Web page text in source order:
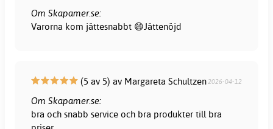
Om Skapamer.se:
Varorna kom jättesnabbt 😄Jättenöjd
(5 av 5) av Margareta Schultzen2026-04-12
Om Skapamer.se:
bra och snabb service och bra produkter till bra